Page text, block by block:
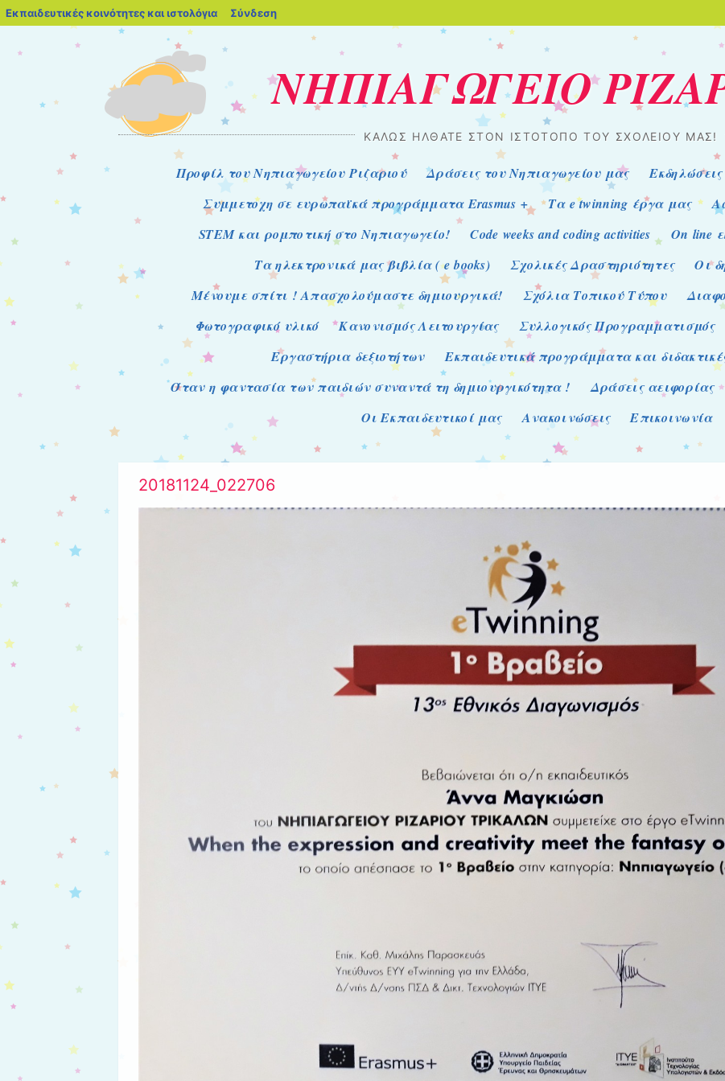
Εκπαιδευτικές κοινότητες και ιστολόγια blogs.sch.gr
Σύνδεση
ΝΗΠΙΑΓΩΓΕΙΟ
ΚΑΛΏΣ ΉΛΘΑΤΕ ΣΤΟΝ ΙΣΤΌΤΟΠΟ ΤΟΥ ΣΧΟΛΕΊΟΥ ΜΑΣ!
Μενού
Μετάβαση στο περιεχόμενο
Προφίλ του Νηπιαγωγείου Ριζαριού Δράσεις του Νηπιαγωγείου μας Εκδηλώσεις
Συμμετοχη σε ευρωπαϊκά προγράμματα Erasmus +
Τα e twinning έργα μας
STEM και ρομποτική στο Νηπιαγωγείο!
Code weeks and coding activities
On line
Τα ηλεκτρονικά μας βιβλία ( e books)
Σχολικές Δραστηριότητες
Οι
Μένουμε σπίτι ! Απασχολούμαστε δημιουργικά!
Σχόλια Τοπικού Τύπου
Φωτογραφικό υλικό
Κανονισμός Λειτουργίας Συλλογικός Προγραμματισμός
Εργαστήρια δεξιοτήτων
Εκπαιδευτικά προγράμματα και
Όταν η φαντασία των παιδιών συναντά τη δημιουργικότητα !
Δράσεις αειφορίας
Οι Εκπαιδευτικοί μας
Ανακοινώσεις Επικοινωνία
20181124_022706